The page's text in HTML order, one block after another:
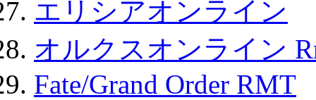
エリシアオンライン
オルクスオンライン
Fate/Grand Order RMT